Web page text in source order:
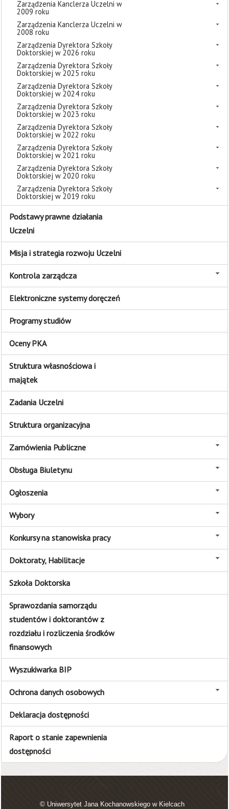
Zarządzenia Kanclerza Uczelni w
2009 roku
Zarządzenia Kanclerza Uczelni w
2008 roku
Zarządzenia Dyrektora Szkoły
Doktorskiej w 2026 roku
Zarządzenia Dyrektora Szkoły
Doktorskiej w 2025 roku
Zarządzenia Dyrektora Szkoły
Doktorskiej w 2024 roku
Zarządzenia Dyrektora Szkoły
Doktorskiej w 2023 roku
Zarządzenia Dyrektora Szkoły
Doktorskiej w 2022 roku
Zarządzenia Dyrektora Szkoły
Doktorskiej w 2021 roku
Zarządzenia Dyrektora Szkoły
Doktorskiej w 2020 roku
Zarządzenia Dyrektora Szkoły
Doktorskiej w 2019 roku
Podstawy prawne działania
Uczelni
Misja i strategia rozwoju Uczelni
Kontrola zarządcza
Elektroniczne systemy doręczeń
Programy studiów
Oceny PKA
Struktura własnościowa i
majątek
Zadania Uczelni
Struktura organizacyjna
Zamówienia Publiczne
Obsługa Biuletynu
Ogłoszenia
Wybory
Konkursy na stanowiska pracy
Doktoraty, Habilitacje
Szkoła Doktorska
Sprawozdania samorządu
studentów i doktorantów z
rozdziału i rozliczenia środków
finansowych
Wyszukiwarka BIP
Ochrona danych osobowych
Deklaracja dostępności
Raport o stanie zapewnienia
dostępności
© Uniwersytet Jana Kochanowskiego w Kielcach